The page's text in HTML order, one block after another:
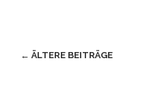
BEITRAGSNAVIGATION
← ÄLTERE BEITRÄGE